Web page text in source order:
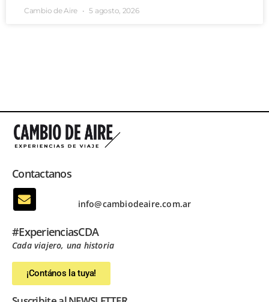
Cambio de Aire 5 agosto, 2026
Contactanos
info@cambiodeaire.com.ar
#ExperienciasCDA
Cada viajero, una historia
¡Contános la tuya!